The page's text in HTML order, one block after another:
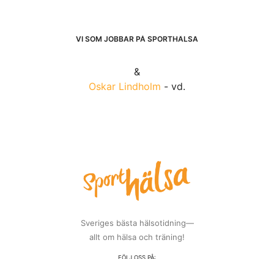
VI SOM JOBBAR PÅ SPORTHÄLSA
&
Oskar Lindholm - vd.
Sveriges bästa hälsotidning—
allt om hälsa och träning!